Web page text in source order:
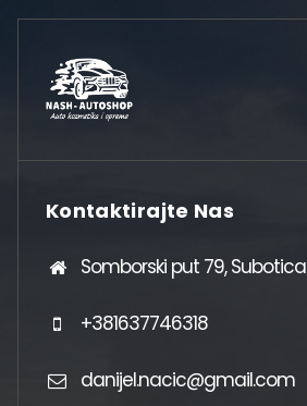
Kontaktirajte Nas
Somborski put 79, Subotica
+381637746318
danijel.nacic@gmail.com